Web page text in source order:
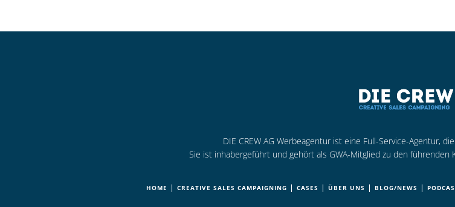
DIE CREW AG Werbeagentur ist eine Full-Service-Agentur,
Sie ist inhabergeführt und gehört als GWA-Mitglied zu den
HOME | CREATIVE SALES CAMPAIGNING | CASES | ÜBER UNS | BLOG/NEWS |